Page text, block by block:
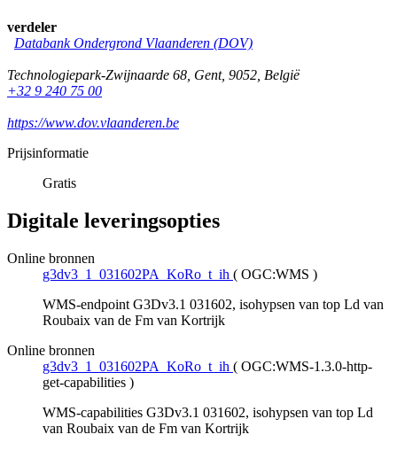
verdeler
Databank Ondergrond Vlaanderen (DOV)
Technologiepark-Zwijnaarde 68, Gent, 9052, België
+32 9 240 75 00
https://www.dov.vlaanderen.be
Prijsinformatie
Gratis
Digitale leveringsopties
Online bronnen
g3dv3_1_031602PA_KoRo_t_ih ( OGC:WMS )
WMS-endpoint G3Dv3.1 031602, isohypsen van top Ld van
Roubaix van de Fm van Kortrijk
Online bronnen
g3dv3_1_031602PA_KoRo_t_ih ( OGC:WMS-1.3.0-http-
get-capabilities )
WMS-capabilities G3Dv3.1 031602, isohypsen van top Ld
van Roubaix van de Fm van Kortrijk